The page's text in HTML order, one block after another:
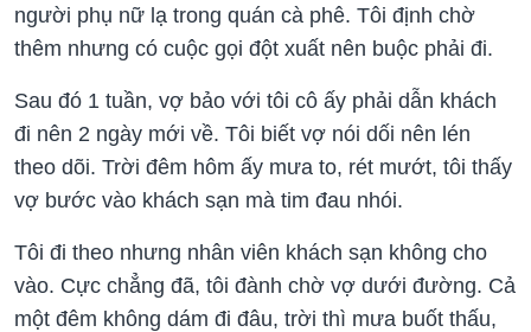
người phụ nữ lạ trong quán cà phê. Tôi định chờ
thêm nhưng có cuộc gọi đột xuất nên buộc phải đi.
Sau đó 1 tuần, vợ bảo với tôi cô ấy phải dẫn khách
đi nên 2 ngày mới về. Tôi biết vợ nói dối nên lén
theo dõi. Trời đêm hôm ấy mưa to, rét mướt, tôi thấy
vợ bước vào khách sạn mà tim đau nhói.
Tôi đi theo nhưng nhân viên khách sạn không cho
vào. Cực chẳng đã, tôi đành chờ vợ dưới đường. Cả
một đêm không dám đi đâu, trời thì mưa buốt thấu,